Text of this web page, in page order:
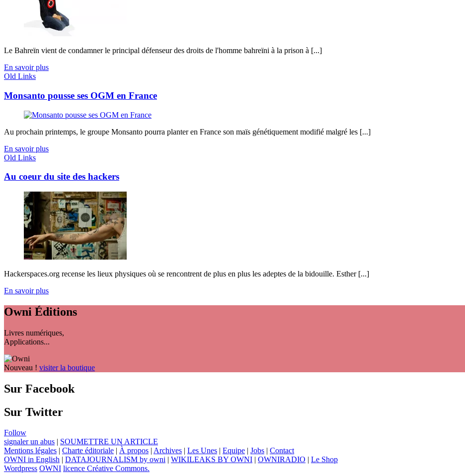
Le Bahreïn vient de condamner le principal défenseur des droits de l'homme bahreïni à la prison à [...]
En savoir plus
Old Links
Monsanto pousse ses OGM en France
Au prochain printemps, le groupe Monsanto pourra planter en France son maïs génétiquement modifié malgré les [...]
En savoir plus
Old Links
Au coeur du site des hackers
Hackerspaces.org recense les lieux physiques où se rencontrent de plus en plus les adeptes de la bidouille. Esther [...]
En savoir plus
Owni Éditions
Livres numériques,
Applications...
Nouveau ! visiter la boutique
Sur Facebook
Sur Twitter
Follow
signaler un abus
SOUMETTRE UN ARTICLE
Mentions légales
Charte éditoriale À propos Archives Les Unes Equipe Jobs
Contact
OWNI in English
DATAJOURNALISM by owni WIKILEAKS BY OWNI OWNIRADIO
Le Shop
Wordpress OWNI licence Créative Commons.